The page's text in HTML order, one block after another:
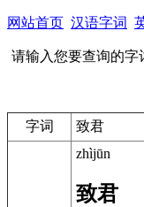
网站首页 汉语字词
请输入您要查询的字
字词 致君
zhìjūn
致君